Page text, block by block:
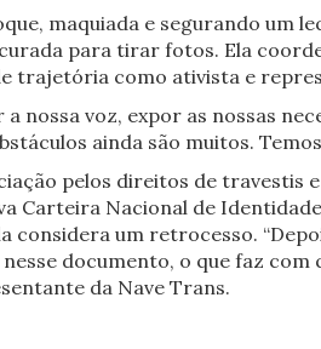
maquiada e segurando um
para tirar fotos. Ela
trajetória como ativista e
nossa voz, expor as nossas
ainda são muitos.
pelos direitos de
Carteira Nacional de
considera um retrocesso.
nesse documento, o que faz
da Nave Trans.